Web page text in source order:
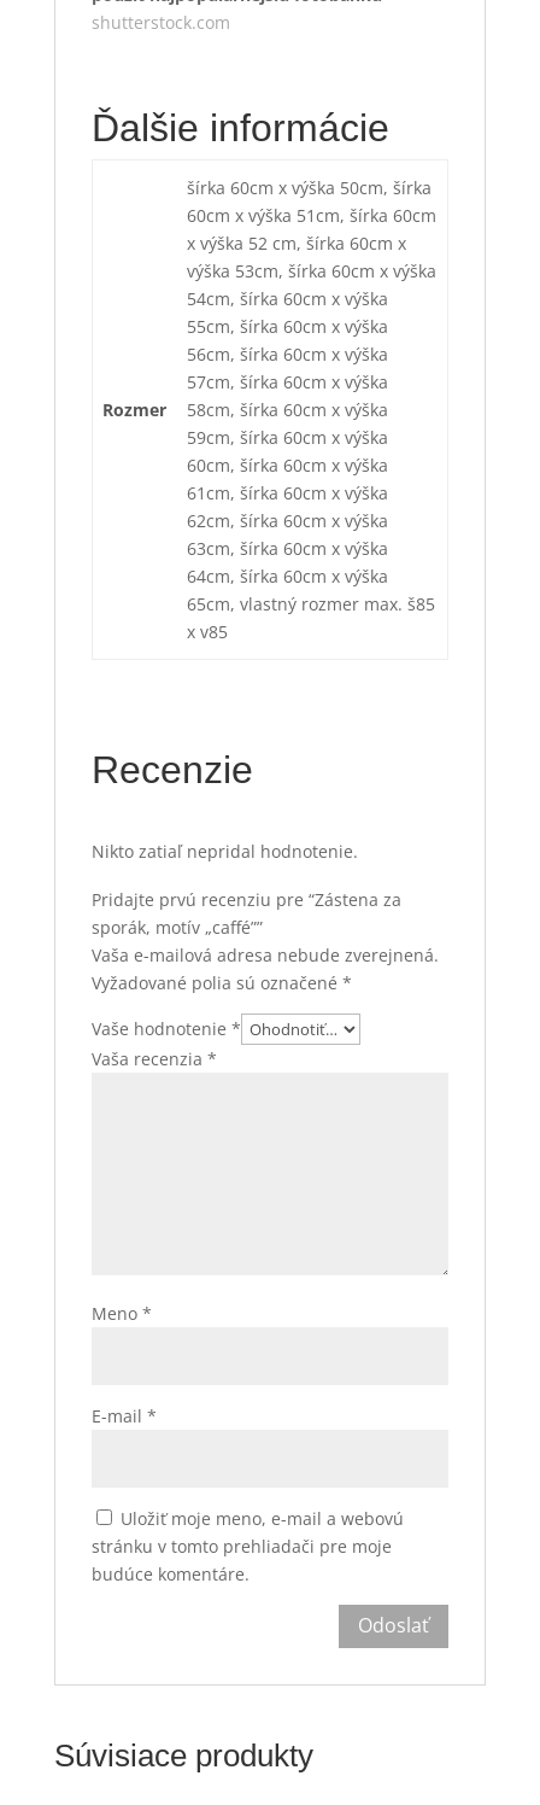
shutterstock.com
Ďalšie informácie
Rozmer
šírka 60cm x výška 50cm, šírka
60cm x výška 51cm, šírka 60cm
x výška 52 cm, šírka 60cm x
výška 53cm, šírka 60cm x výška
54cm, šírka 60cm x výška
55cm, šírka 60cm x výška
56cm, šírka 60cm x výška
57cm, šírka 60cm x výška
58cm, šírka 60cm x výška
59cm, šírka 60cm x výška
60cm, šírka 60cm x výška
61cm, šírka 60cm x výška
62cm, šírka 60cm x výška
63cm, šírka 60cm x výška
64cm, šírka 60cm x výška
65cm, vlastný rozmer max. š85
x v85
Recenzie
Nikto zatiaľ nepridal hodnotenie.
Pridajte prvú recenziu pre “Zástena za
sporák, motív „caffé””
Vaša e-mailová adresa nebude zverejnená.
Vyžadované polia sú označené *
Vaše hodnotenie *
Vaša recenzia *
Meno *
E-mail *
Uložiť moje meno, e-mail a webovú
stránku v tomto prehliadači pre moje
budúce komentáre.
Súvisiace produkty